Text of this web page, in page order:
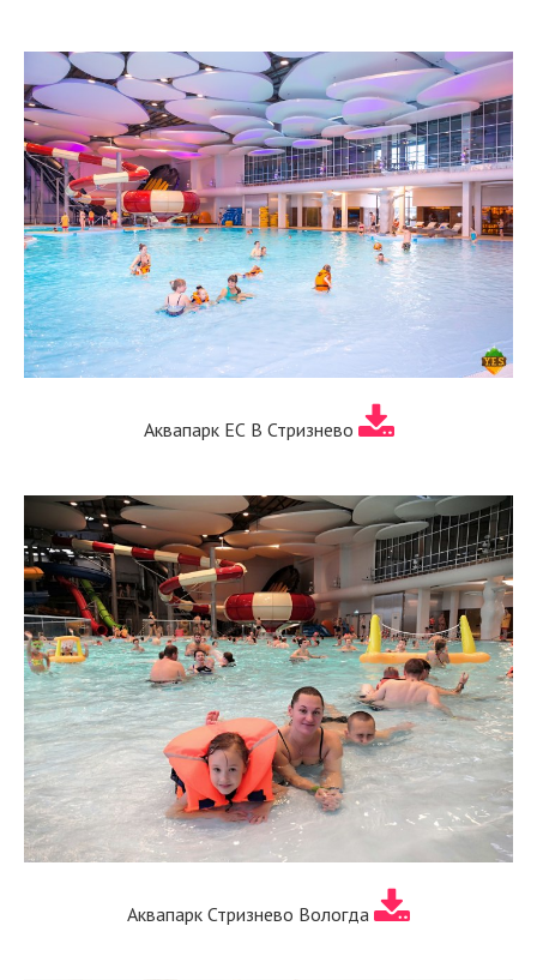
Аквапарк ЕС В Стризнево
Аквапарк Стризнево Вологда